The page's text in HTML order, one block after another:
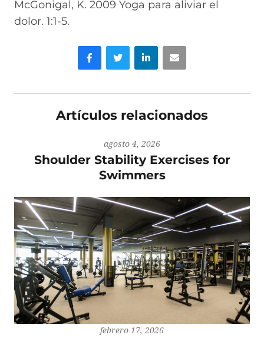
McGonigal, K. 2009 Yoga para aliviar el
dolor. 1:1-5.
FacebookGorjeo LinkedIn
Artículos relacionados
agosto 4, 2026
Shoulder Stability Exercises for
Swimmers
febrero 17, 2026